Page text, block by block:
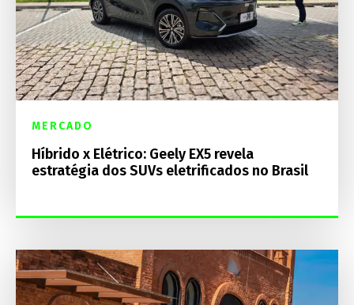
MERCADO
Híbrido x Elétrico: Geely EX5 revela
estratégia dos SUVs eletrificados no Brasil